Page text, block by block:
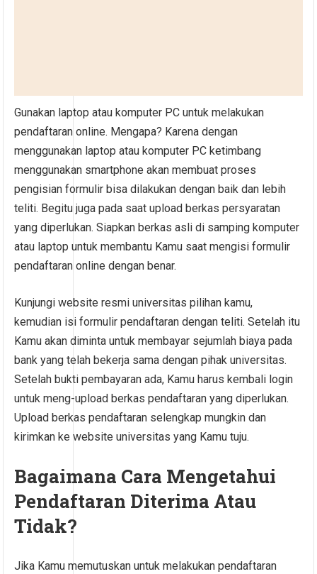
Gunakan laptop atau komputer PC untuk melakukan
pendaftaran online. Mengapa? Karena dengan
menggunakan laptop atau komputer PC ketimbang
menggunakan smartphone akan membuat proses
pengisian formulir bisa dilakukan dengan baik dan lebih
teliti. Begitu juga pada saat upload berkas persyaratan
yang diperlukan. Siapkan berkas asli di samping komputer
atau laptop untuk membantu Kamu saat mengisi formulir
pendaftaran online dengan benar.
Kunjungi website resmi universitas pilihan kamu,
kemudian isi formulir pendaftaran dengan teliti. Setelah itu
Kamu akan diminta untuk membayar sejumlah biaya pada
bank yang telah bekerja sama dengan pihak universitas.
Setelah bukti pembayaran ada, Kamu harus kembali login
untuk meng-upload berkas pendaftaran yang diperlukan.
Upload berkas pendaftaran selengkap mungkin dan
kirimkan ke website universitas yang Kamu tuju.
Bagaimana Cara Mengetahui
Pendaftaran Diterima Atau
Tidak?
Jika Kamu memutuskan untuk melakukan pendaftaran